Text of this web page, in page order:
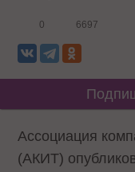
0 6697
Ассоциация
(АКИТ)